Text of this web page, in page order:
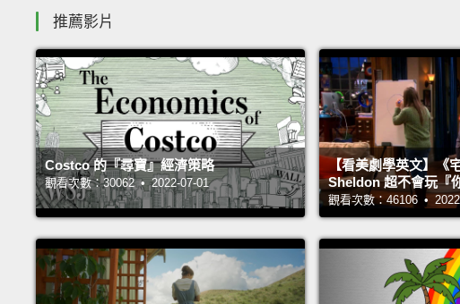
推薦影片
Costco 的『尋寶』經濟策略
觀看次數：30062 • 2022-07-01
【看美劇學英文】《
Sheldon 超不會玩『
觀看次數：46106 •